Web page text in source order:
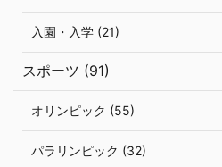
入園・入学 (21)
スポーツ (91)
オリンピック (55)
パラリンピック (32)